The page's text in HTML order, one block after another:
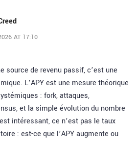
AT 17:10
source de revenu passif, c’est une
L’APY est une mesure théorique
: fork, attaques,
et la simple évolution du nombre
intéressant, ce n’est pas le taux
: est-ce que l’APY augmente ou